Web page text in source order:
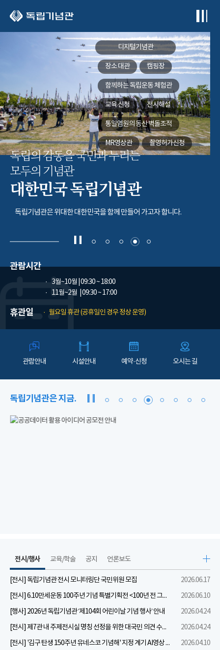
디지털기념관
장소 대관 캠핑장
함께하는독립운동 체험관
교육 신청 전시해설
통일염원의 동산벽돌조적
MR영상관 촬영허가신청
독립의 감동을 국민과 누리는
모두의 기념관
대한민국 독립기념관
독립기념관은 위대한 대한민국을 함께 만들어 가고자 합니다.
관람시간
3월~10월 | 09:30 ~ 18:00
11월~2월
| 09:30 ~ 17:00
휴관일 월요일 휴관 (공휴일인 경우 정상 운영)
관람안내 시설안내 예약·신청 오시는 길
독립기념관은 지금.
전시/행사
[전시] 독립기념관 전시 모니터링단 국민위원 모집
2026.06.17
[전시] 6.10만세운동 100주년 기념 특별기획전 <100년 전 그날을 보다: 6.10만세운동>
2026.06.10
[행사] 2026년 독립기념관 ‘제104회 어린이날 기념 행사’ 안내
2026.04.24
[전시] 제7관 내 주제전시실 명칭 선정을 위한 대국민 의견 수렴 실시
2026.04.24
[전시] '김구 탄생 150주년 유네스코 기념해' 지정 계기 AI영상 국민공모 개최 안내
2026.04.10
교육/학술 공지 언론보도